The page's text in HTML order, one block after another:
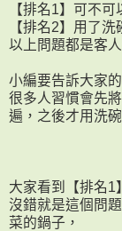
【排名1】可不
【排名2】用了
以上問題都是客
小編要告訴大家
很多人習慣會先
遍，之後才用洗
大家看到【排名1
沒錯就是這個問
菜的鍋子，